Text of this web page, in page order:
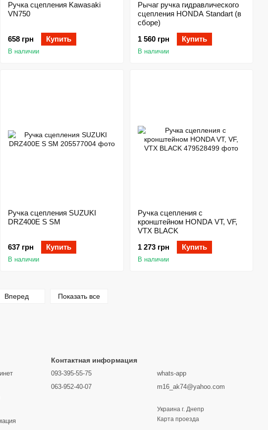
Ручка сцепления Kawasaki
VN750
658 грн Купить
В наличии
Рычаг ручка гидравлического
сцепления HONDA Standart (в
сборе)
1 560 грн
Купить
В наличии
Ручка сцепления SUZUKI
DRZ400E S SM
637 грн Купить
В наличии
Ручка сцепления с
кронштейном HONDA VT, VF,
VTX BLACK
1 273 грн
Купить
В наличии
Вперед Показать все
Контактная информация
093-395-55-75
063-952-40-07
whats-app
m16_ak74@yahoo.com
Украина г. Днепр
Карта проезда